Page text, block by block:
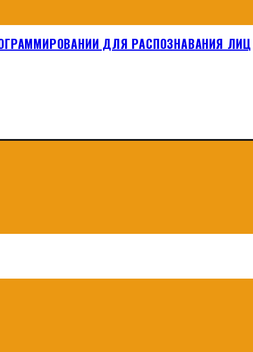
ДЛЯ РАСПОЗНАВАНИЯ ЛИЦ